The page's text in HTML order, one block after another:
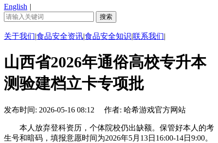
English |
关于我们|食品安全资讯|食品安全知识|联系我们|
山西省2026年通俗高校专升本
测验建档立卡专项批
发布时间: 2026-05-16 08:12 作者: 哈希游戏官方网站
本人放弃登科资历，个体院校仍出缺额。保管好本人的考
生号和暗码，填报意愿时间为2026年5月13日16:00-14日9:00。